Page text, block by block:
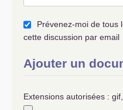
Prévenez-moi de tous
cette discussion par email
Ajouter un
Extensions autorisées :